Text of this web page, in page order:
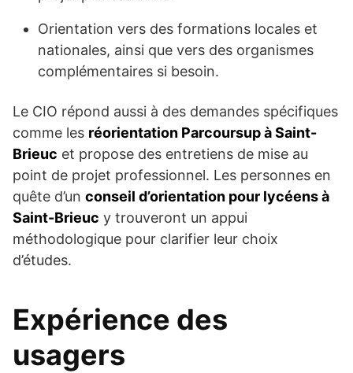
Orientation vers des formations locales et
nationales, ainsi que vers des organismes
complémentaires si besoin.
Le CIO répond aussi à des demandes spécifiques
comme les réorientation Parcoursup à Saint-
Brieuc et propose des entretiens de mise au
point de projet professionnel. Les personnes en
quête d’un conseil d’orientation pour lycéens à
Saint-Brieuc y trouveront un appui
méthodologique pour clarifier leur choix
d’études.
Expérience des
usagers